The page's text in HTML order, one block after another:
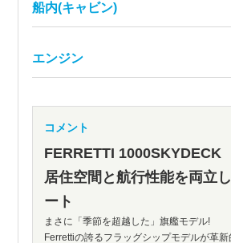
船内(キャビン)
エンジン
コメント
FERRETTI 1000SKYDECK
居住空間と航行性能を両立
ート
まさに「季節を超越した」旗艦モデル!
Ferrettiの誇るフラッグシップモデルが革